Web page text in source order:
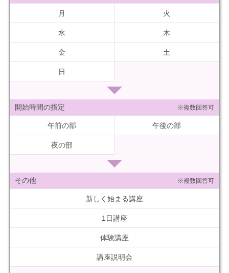
月 火
水 木
金 土
日
開始時間の指定 ※複数回答可
午前の部 午後の部
夜の部
その他 ※複数回答可
新しく始まる講座
1日講座
体験講座
講座説明会